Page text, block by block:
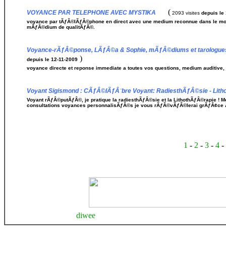
VOYANCE PAR TELEPHONE AVEC MYSTIKA ( 2093 visites depuis le
voyance par tÃƒÂ©lÃƒÂ©phone en direct avec une medium reconnue dans le
mÃƒÂ©dium de qualitÃƒÂ©.
Voyance-rÃƒÂ©ponse, LÃƒÂ©a & Sophie, mÃƒÂ©diums et
depuis le 12-11-2009 )
voyance directe et reponse immediate a toutes vos questions, medium
Voyant Sigismond : CÃƒÂ©lÃƒÂ¨bre Voyant: RadiesthÃƒÂ©sie -
Voyant rÃƒÂ©putÃƒÂ©, je pratique la radiesthÃƒÂ©sie et la LithothÃƒÂ©rapie !
consultations voyances personnalisÃƒÂ©s je vous rÃƒÂ©vÃƒÂ©lerai
1 - 2 - 3 - 4 -
diwee